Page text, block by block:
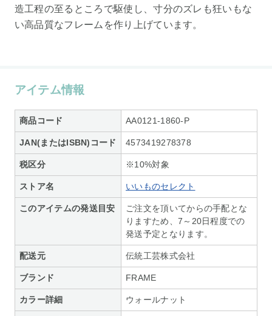
造工程の至るところで駆使し、寸分のズレも狂いもな
い高品質なフレームを作り上げています。
アイテム情報
商品コード AA0121-1860-P
JAN(またはISBN)コード 4573419278378
税区分 ※10%対象
ストア名 いいものセレクト
このアイテムの発送目安
ご注文を頂いてからの手配とな
りますため、7～20日程度での
発送予定となります。
配送元 伝統工芸株式会社
ブランド FRAME
カラー詳細 ウォールナット